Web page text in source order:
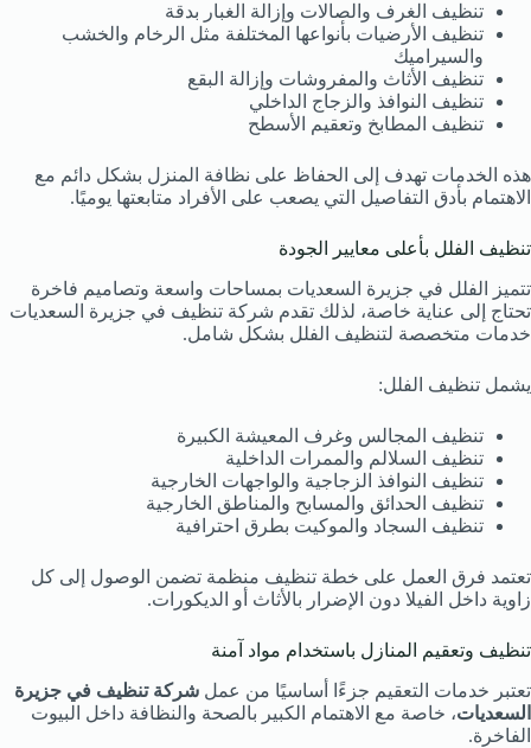
تنظيف الغرف والصالات وإزالة الغبار بدقة
تنظيف الأرضيات بأنواعها المختلفة مثل الرخام والخشب
والسيراميك
تنظيف الأثاث والمفروشات وإزالة البقع
تنظيف النوافذ والزجاج الداخلي
تنظيف المطابخ وتعقيم الأسطح
هذه الخدمات تهدف إلى الحفاظ على نظافة المنزل بشكل دائم مع
الاهتمام بأدق التفاصيل التي يصعب على الأفراد متابعتها يوميًا.
تنظيف الفلل بأعلى معايير الجودة
تتميز الفلل في جزيرة السعديات بمساحات واسعة وتصاميم فاخرة
تحتاج إلى عناية خاصة، لذلك تقدم شركة تنظيف في جزيرة السعديات
خدمات متخصصة لتنظيف الفلل بشكل شامل.
يشمل تنظيف الفلل:
تنظيف المجالس وغرف المعيشة الكبيرة
تنظيف السلالم والممرات الداخلية
تنظيف النوافذ الزجاجية والواجهات الخارجية
تنظيف الحدائق والمسابح والمناطق الخارجية
تنظيف السجاد والموكيت بطرق احترافية
تعتمد فرق العمل على خطة تنظيف منظمة تضمن الوصول إلى كل
زاوية داخل الفيلا دون الإضرار بالأثاث أو الديكورات.
تنظيف وتعقيم المنازل باستخدام مواد آمنة
تعتبر خدمات التعقيم جزءًا أساسيًا من عمل شركة تنظيف في جزيرة
السعديات، خاصة مع الاهتمام الكبير بالصحة والنظافة داخل البيوت
الفاخرة.